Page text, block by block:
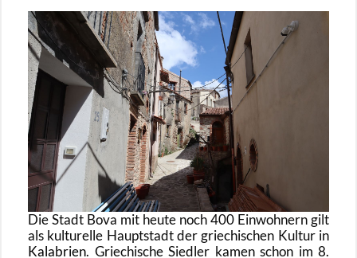
Die Stadt Bova mit heute noch 400 Ein­woh­nern gilt
als kul­tu­rel­le Haupt­stadt der grie­chi­schen Kul­tur in
Ka­la­bri­en. Grie­chi­sche Sied­ler kamen schon im 8.